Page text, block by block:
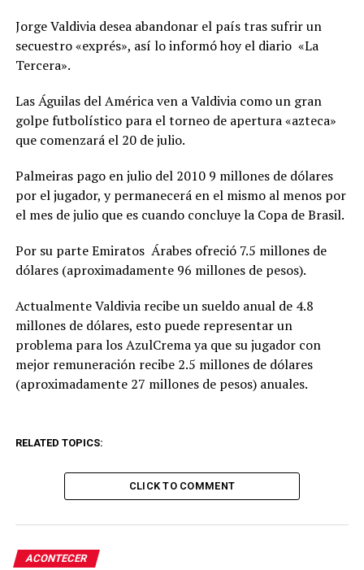
Jorge Valdivia desea abandonar el país tras sufrir un
secuestro «exprés», así lo informó hoy el diario «La
Tercera».
Las Águilas del América ven a Valdivia como un gran
golpe futbolístico para el torneo de apertura «azteca»
que comenzará el 20 de julio.
Palmeiras pago en julio del 2010 9 millones de dólares
por el jugador, y permanecerá en el mismo al menos por
el mes de julio que es cuando concluye la Copa de Brasil.
Por su parte Emiratos Árabes ofreció 7.5 millones de
dólares (aproximadamente 96 millones de pesos).
Actualmente Valdivia recibe un sueldo anual de 4.8
millones de dólares, esto puede representar un
problema para los AzulCrema ya que su jugador con
mejor remuneración recibe 2.5 millones de dólares
(aproximadamente 27 millones de pesos) anuales.
RELATED TOPICS:
CLICK TO COMMENT
ACONTECER